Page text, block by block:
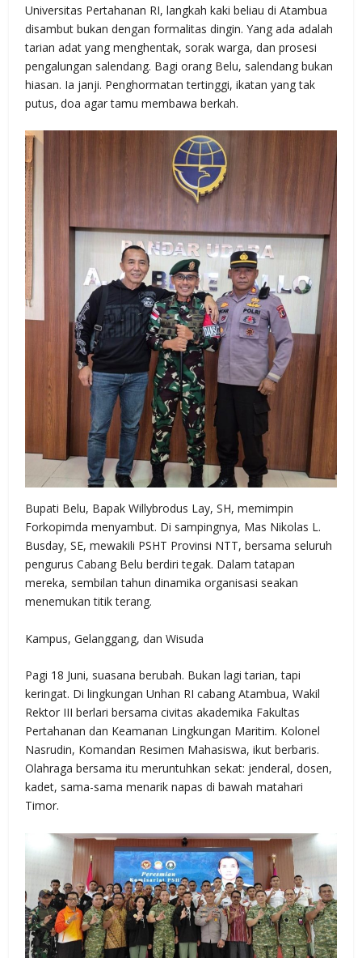
Universitas Pertahanan RI, langkah kaki beliau di Atambua
disambut bukan dengan formalitas dingin. Yang ada adalah
tarian adat yang menghentak, sorak warga, dan prosesi
pengalungan salendang. Bagi orang Belu, salendang bukan
hiasan. Ia janji. Penghormatan tertinggi, ikatan yang tak
putus, doa agar tamu membawa berkah.
Bupati Belu, Bapak Willybrodus Lay, SH, memimpin
Forkopimda menyambut. Di sampingnya, Mas Nikolas L.
Busday, SE, mewakili PSHT Provinsi NTT, bersama seluruh
pengurus Cabang Belu berdiri tegak. Dalam tatapan
mereka, sembilan tahun dinamika organisasi seakan
menemukan titik terang.
Kampus, Gelanggang, dan Wisuda
Pagi 18 Juni, suasana berubah. Bukan lagi tarian, tapi
keringat. Di lingkungan Unhan RI cabang Atambua, Wakil
Rektor III berlari bersama civitas akademika Fakultas
Pertahanan dan Keamanan Lingkungan Maritim. Kolonel
Nasrudin, Komandan Resimen Mahasiswa, ikut berbaris.
Olahraga bersama itu meruntuhkan sekat: jenderal, dosen,
kadet, sama-sama menarik napas di bawah matahari
Timor.